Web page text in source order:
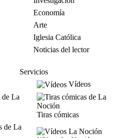
Economía
Arte
Iglesia Católica
Noticias del lector
Servicios
Vídeos
Tiras cómicas